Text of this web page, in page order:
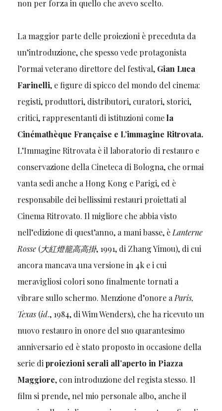
non per forza in quello che avevo scelto.
La maggior parte delle proiezioni è preceduta da
un’introduzione, che spesso vede protagonista
l’ormai veterano direttore del festival, Gian Luca
Farinelli, e figure di spicco del mondo del cinema:
registi, produttori, distributori, curatori, storici,
critici, rappresentanti di istituzioni comela
Cinémathèque Française e L’immagine Ritrovata.
L’Immagine Ritrovata è il laboratorio di restauro e
conservazione della Cineteca di Bologna, che ormai
vanta sedi anche a Hong Kong e Parigi, ed è
responsabile dei bellissimi restauri proiettati al
Cinema Ritrovato. Il migliore che abbia visto
nell’edizione di quest’anno, a mani basse, è Lanterne
Rosse(大紅燈籠高高掛, 1991, di Zhang Yimou), di cui
ancora mancava una versione in 4k e i cui
meravigliosi colori sono finalmente tornati a
vibrare sullo schermo. Menzione d’onore a Paris,
Texas(id., 1984, di Wim Wenders), che ha ricevuto un
nuovo restauro in onore del suo quarantesimo
anniversario ed è stato proposto in occasione della
serie di proiezioni serali all’aperto in Piazza
Maggiore, con introduzione del regista stesso. Il
film si prende, nel mio personale albo, anche il